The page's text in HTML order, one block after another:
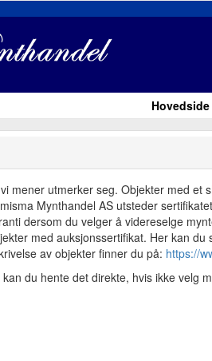
Hovedside
mener utmerker seg. Objekter med et
Mynthandel AS utsteder
dersom du velger å videreselge
med auksjonssertifikat. Her kan du
av objekter finner du på: https://
du hente det direkte, hvis ikke velg